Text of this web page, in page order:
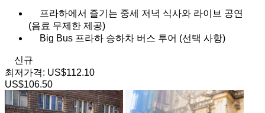
프라하에서 즐기는 중세 저녁 식사와 라이브 공연
(음료 무제한 제공)
Big Bus 프라하 승하차 버스 투어 (선택 사항)
신규
최저가격: US$112.10
US$106.50